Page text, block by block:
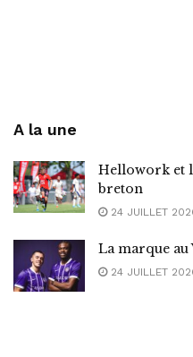
A la une
Hellowork et
breton
24 JUILLET
La marque au
24 JUILLET